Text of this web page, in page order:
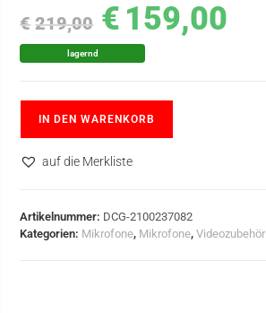
€ 219,00 € 159,00
lagernd
IN DEN WARENKORB
auf die Merkliste
Artikelnummer: DCG-2100237082
Kategorien: Mikrofone, Mikrofone,Videozubehör